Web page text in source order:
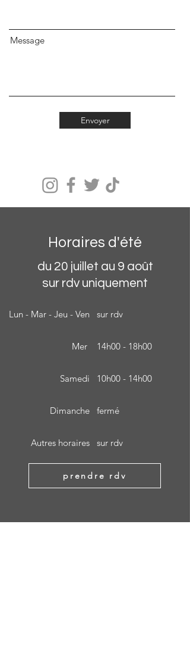
Message
Envoyer
Horaires d'été
du 20 juillet au 9 août
sur rdv uniquement
Lun - Mar - Jeu - Ven
Mer
Samedi
Dimanche
Autres horaires
sur rdv
14h00 - 18h00
10h00 - 14h00
fermé
sur rdv
prendre rdv